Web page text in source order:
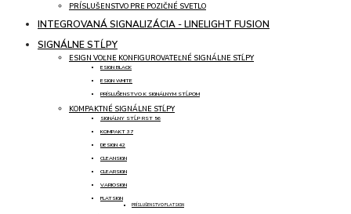
PRÍSLUŠENSTVO PRE POZIČNÉ SVETLO
INTEGROVANÁ SIGNALIZÁCIA - LINELIGHT FUSION
SIGNÁLNE STĹPY
ESIGN VOĽNE KONFIGUROVATEĽNÉ SIGNÁLNE STĹPY
ESIGN BLACK
ESIGN WHITE
PRÍSLUŠENSTVO K SIGNÁLNYM STĹPOM
KOMPAKTNÉ SIGNÁLNE STĹPY
SIGNÁLNY STĹP RST 56
KOMPAKT 37
DESIGN 42
CLEANSIGN
CLEARSIGN
VARIOSIGN
FLATSIGN
PRÍSLUŠENSTVO FLATSIGN